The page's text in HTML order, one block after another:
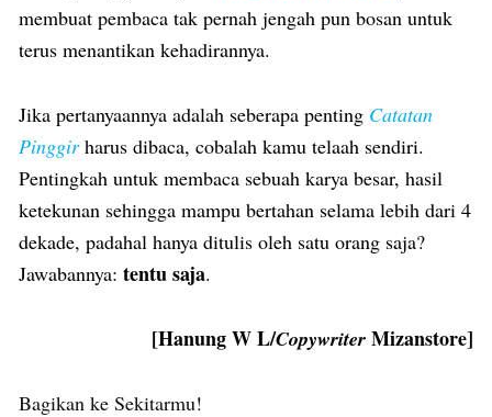
membuat pembaca tak pernah jengah pun bosan untuk
terus menantikan kehadirannya.
Jika pertanyaannya adalah seberapa penting Catatan
Pinggirharus dibaca, cobalah kamu telaah sendiri.
Pentingkah untuk membaca sebuah karya besar, hasil
ketekunan sehingga mampu bertahan selama lebih dari 4
dekade, padahal hanya ditulis oleh satu orang saja?
Jawabannya: tentu saja.
[Hanung W L/Copywriter Mizanstore]
Bagikan ke Sekitarmu!